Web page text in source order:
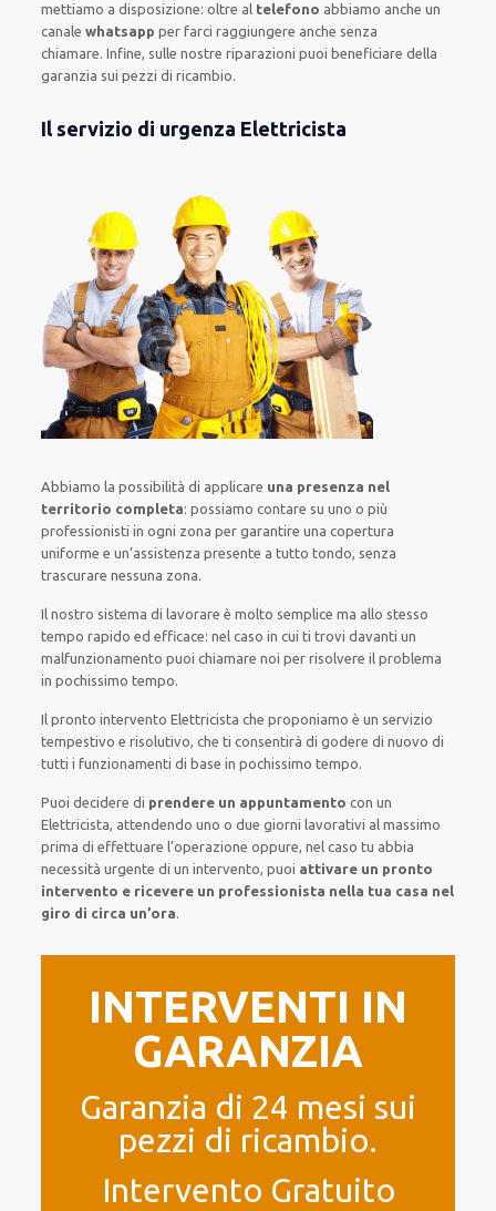
mettiamo a disposizione: oltre al telefono abbiamo anche un
canale whatsappper farci raggiungere anche senza
chiamare.Infine, sulle nostre riparazioni puoi beneficiare della
garanzia sui pezzi di ricambio.
Il servizio di urgenza Elettricista
Abbiamo la possibilità di applicare una presenza nel
territorio completa:possiamo contare su uno o più
professionisti in ogni zona pergarantire una copertura
uniforme e un’assistenza presente atutto tondo, senza
trascurarenessuna zona.
Il nostro sistema di lavorare èmolto semplice ma allo stesso
tempo rapido ed efficace: nel caso in cuiti trovi davantiun
malfunzionamento puoi chiamare noi perrisolvere ilproblema
in pochissimo tempo.
Il pronto intervento Elettricistache proponiamo èun servizio
tempestivo e risolutivo, che ticonsentirà di godere di nuovodi
tutti i funzionamenti di base in pochissimo tempo.
Puoi decidere di prendere un appuntamento con un
Elettricista, attendendouno o due giorni lavorativi al massimo
prima dieffettuare l’operazione oppure, nel caso tu abbia
necessità urgente di un intervento, puoi attivare un pronto
intervento e ricevere un professionista nella tua casa nel
giro di circa un’ora.
INTERVENTI IN
GARANZIA
Garanzia di 24 mesi sui
pezzi di ricambio.
Intervento Gratuito